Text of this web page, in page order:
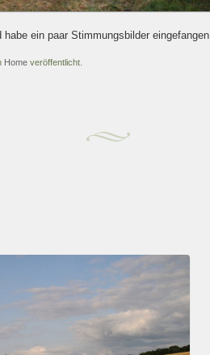
ein paar Stimmungsbilder eingefangen.
Homeveröffentlicht.